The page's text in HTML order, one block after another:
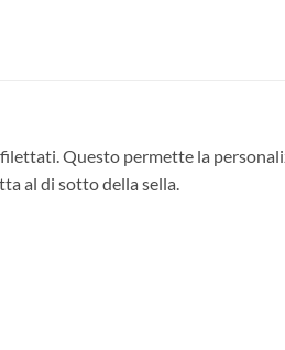
Questo permette la
al di sotto della sella.